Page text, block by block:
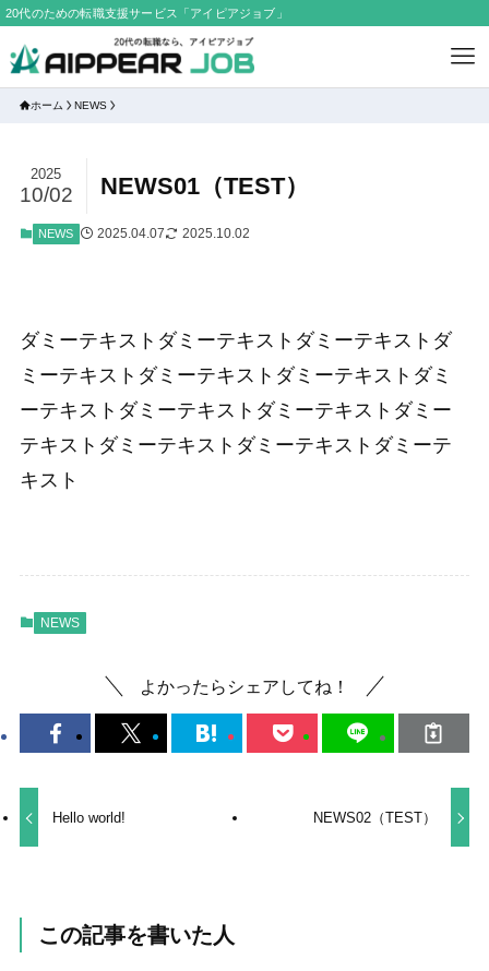
20代のための転職支援サービス「アイピアジョブ」
ホーム NEWS
NEWS01（TEST）
2025
10/02
NEWS 2025.04.07 2025.10.02
ダミーテキストダミーテキストダミーテキストダ
ミーテキストダミーテキストダミーテキストダミ
ーテキストダミーテキストダミーテキストダミー
テキストダミーテキストダミーテキストダミーテ
キスト
NEWS
よかったらシェアしてね！
Hello world! NEWS02（TEST）
この記事を書いた人